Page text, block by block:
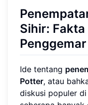
Sihir:
Penggemar
Ide tentang
Potter, atau
diskusi populer